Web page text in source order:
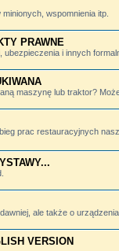
wspomnienia itp.
PRAWNE
i innych
maszynę lub traktor?
prac restauracyjnych
ale także o
VERSION